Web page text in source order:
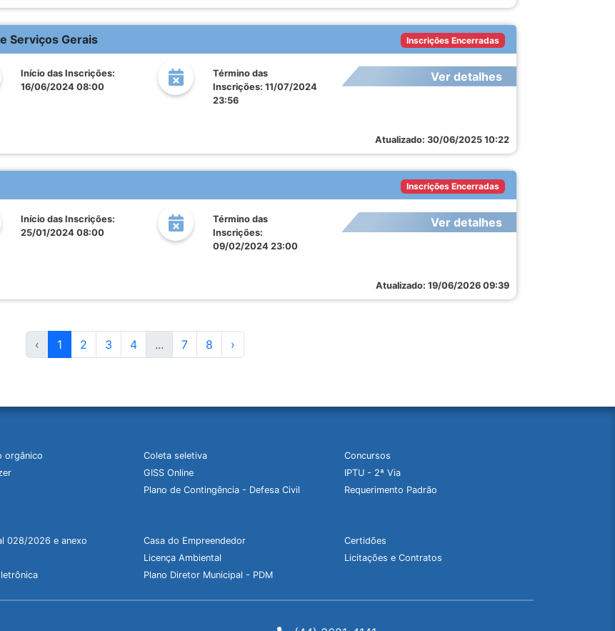
Serviços Gerais Inscrições Encerradas
Início das Inscrições:
16/06/2024 08:00
Término das
Inscrições: 11/07/2024
23:56
Ver detalhes
Atualizado: 30/06/2025 10:22
Inscrições Encerradas
Início das Inscrições:
25/01/2024 08:00
Término das
Inscrições:
09/02/2024 23:00
Ver detalhes
Atualizado: 19/06/2026 09:39
‹ 1 2 3 4 ... 7 8 ›
orgânico Coleta seletiva
Concursos
GISS Online
IPTU - 2ª Via
Plano de Contingência - Defesa Civil Requerimento Padrão
028/2026 e anexo Casa do Empreendedor
Certidões
Licença Ambiental
Licitações e Contratos
Plano Diretor Municipal - PDM